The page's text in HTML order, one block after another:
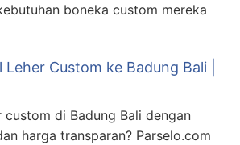
boneka custom mereka
Custom ke Badung Bali |
custom di Badung Bali dengan
harga transparan? Parselo.com